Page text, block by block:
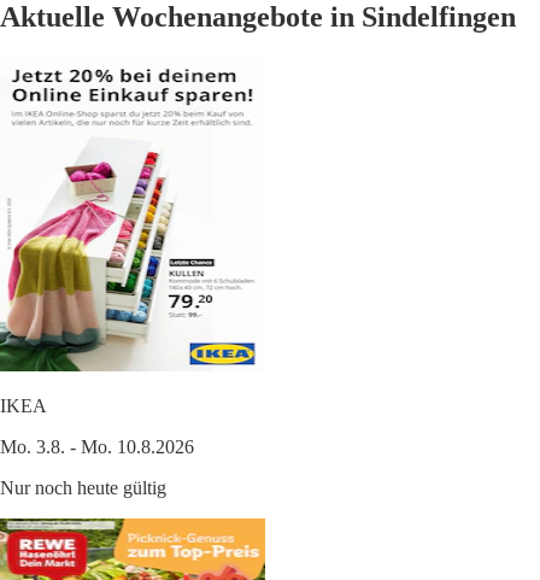
Aktuelle Wochenangebote in Sindelfingen
IKEA
Mo. 3.8. - Mo. 10.8.2026
Nur noch heute gültig